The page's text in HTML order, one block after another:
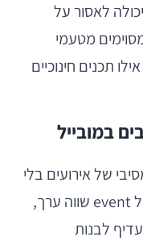
לאסור על
מטעמי
תכנים חינוכיים
במובייל
של אירועים בלי
מחשבה על איכותם. במובייל, לא כל event שווה ערך,
לבנות